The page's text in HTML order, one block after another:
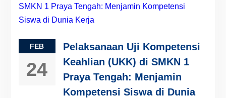
FEB
24
Pelaksanaan Uji Kompetensi
Keahlian (UKK) di SMKN 1
Praya Tengah: Menjamin
Kompetensi Siswa di Dunia